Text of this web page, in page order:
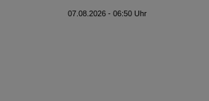
07.08.2026 - 06:50 Uhr